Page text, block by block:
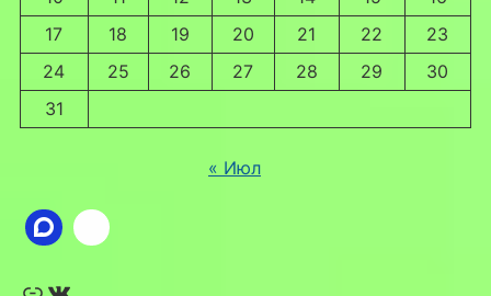
17
18 19 20 21 22
23
24
25 26 27 28 29
30
31
« Июл
Ссылка